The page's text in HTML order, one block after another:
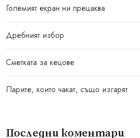
Големият екран ни прецаква
Дребният избор
Сметката за кецове
Парите, които чакат, също изгарят
Последни коментари